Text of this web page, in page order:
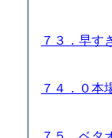
７３．早す
７４．０本